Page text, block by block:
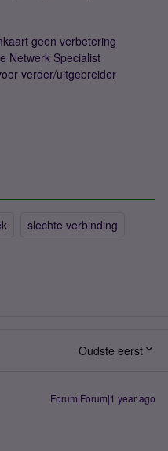
geen verbetering
Netwerk Specialist
verder/uitgebreider
slechte verbinding
Oudste eerst
Forum|Forum|1 year ago